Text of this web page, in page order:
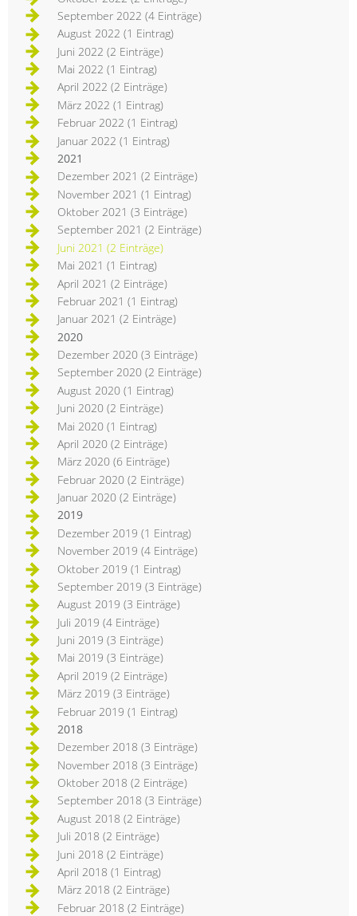
September 2022 (4 Einträge)
August 2022 (1 Eintrag)
Juni 2022 (2 Einträge)
Mai 2022 (1 Eintrag)
April 2022 (2 Einträge)
März 2022 (1 Eintrag)
Februar 2022 (1 Eintrag)
Januar 2022 (1 Eintrag)
2021
Dezember 2021 (2 Einträge)
November 2021 (1 Eintrag)
Oktober 2021 (3 Einträge)
September 2021 (2 Einträge)
Juni 2021 (2 Einträge)
Mai 2021 (1 Eintrag)
April 2021 (2 Einträge)
Februar 2021 (1 Eintrag)
Januar 2021 (2 Einträge)
2020
Dezember 2020 (3 Einträge)
September 2020 (2 Einträge)
August 2020 (1 Eintrag)
Juni 2020 (2 Einträge)
Mai 2020 (1 Eintrag)
April 2020 (2 Einträge)
März 2020 (6 Einträge)
Februar 2020 (2 Einträge)
Januar 2020 (2 Einträge)
2019
Dezember 2019 (1 Eintrag)
November 2019 (4 Einträge)
Oktober 2019 (1 Eintrag)
September 2019 (3 Einträge)
August 2019 (3 Einträge)
Juli 2019 (4 Einträge)
Juni 2019 (3 Einträge)
Mai 2019 (3 Einträge)
April 2019 (2 Einträge)
März 2019 (3 Einträge)
Februar 2019 (1 Eintrag)
2018
Dezember 2018 (3 Einträge)
November 2018 (3 Einträge)
Oktober 2018 (2 Einträge)
September 2018 (3 Einträge)
August 2018 (2 Einträge)
Juli 2018 (2 Einträge)
Juni 2018 (2 Einträge)
April 2018 (1 Eintrag)
März 2018 (2 Einträge)
Februar 2018 (2 Einträge)